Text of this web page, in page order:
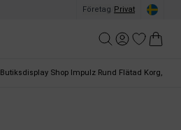
Företag Privat
Butiksdisplay Shop Impulz Rund Flätad Korg, Ø35